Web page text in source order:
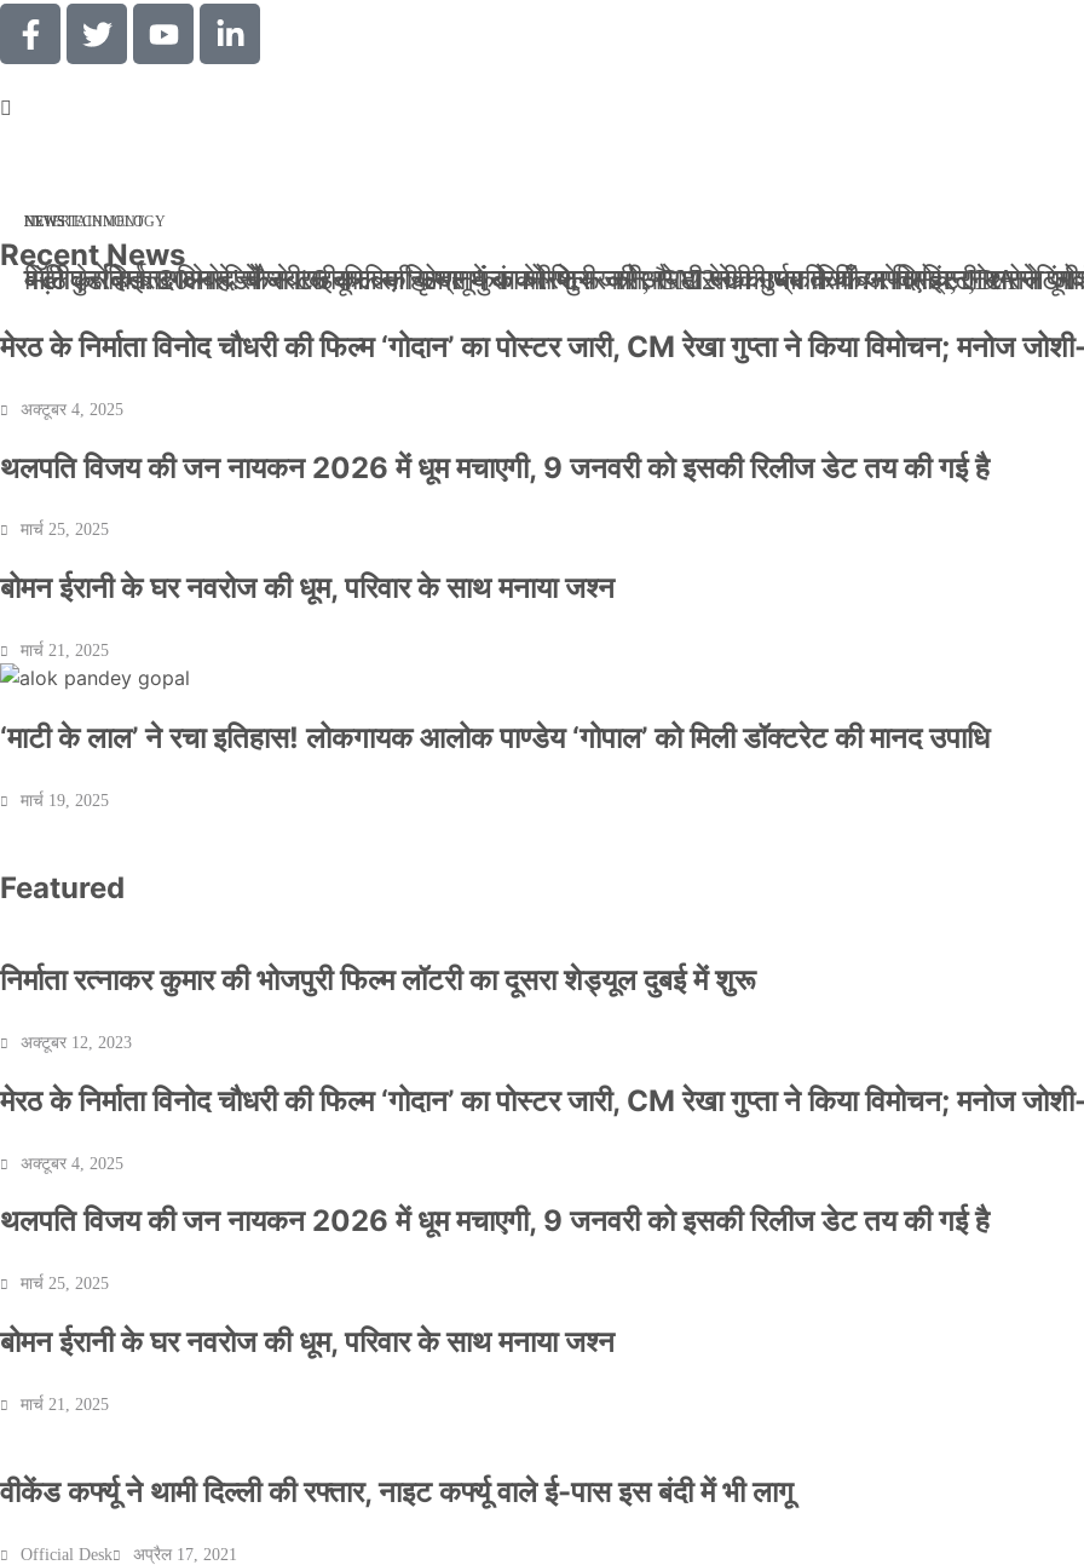
NEWS मार्च 2, 2026
बॉलीवुड के बाद अब डिफेंस टाइकून साहिल लूथरा को मिली जान से मारने की धमकियाँ : सेलिब्रिटी
NEWS जनवरी 29, 2026
बड़ी कार्रवाई: 20 माह से जबरन काबिज़ कृष्णा कुंज वेलफेयर सोसायटी की कार्यकारिणी अपदस्थ, JDA ने
ENTERTAINMENT
मेरठ के निर्माता विनोद चौधरी की फिल्म ‘गोदान’ का पोस्टर जारी, CM रेखा गुप्ता ने किया विमोचन; मनोज
NEWSTECHNOLOGY
मिलिए रोहित उगले से! कैसे 16 साल की उम्र में कंपनी शुरू की और 22 की उम्र तक बन गए इंटरनेशनल
Recent News
मेरठ के निर्माता विनोद चौधरी की फिल्म ‘गोदान’ का पोस्टर जारी, CM रेखा गुप्ता ने किया विमोचन; मनोज
अक्टूबर 4, 2025
थलपति विजय की जन नायकन 2026 में धूम मचाएगी, 9 जनवरी को इसकी रिलीज डेट तय की गई है
मार्च 25, 2025
बोमन ईरानी के घर नवरोज की धूम, परिवार के साथ मनाया जश्न
मार्च 21, 2025
‘माटी के लाल’ ने रचा इतिहास! लोकगायक आलोक पाण्डेय ‘गोपाल’ को मिली डॉक्टरेट की मानद उपाधि
मार्च 19, 2025
Featured
निर्माता रत्नाकर कुमार की भोजपुरी फिल्म लॉटरी का दूसरा शेड्यूल दुबई में शुरू
अक्टूबर 12, 2023
मेरठ के निर्माता विनोद चौधरी की फिल्म ‘गोदान’ का पोस्टर जारी, CM रेखा गुप्ता ने किया विमोचन; मनोज
अक्टूबर 4, 2025
थलपति विजय की जन नायकन 2026 में धूम मचाएगी, 9 जनवरी को इसकी रिलीज डेट तय की गई है
मार्च 25, 2025
बोमन ईरानी के घर नवरोज की धूम, परिवार के साथ मनाया जश्न
मार्च 21, 2025
वीकेंड कर्फ्यू ने थामी दिल्ली की रफ्तार, नाइट कर्फ्यू वाले ई-पास इस बंदी में भी लागू
Official Desk अप्रैल 17, 2021